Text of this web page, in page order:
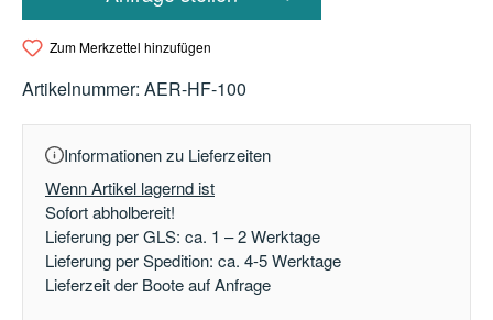
Zum Merkzettel hinzufügen
Artikelnummer: AER-HF-100
Informationen zu Lieferzeiten
Wenn Artikel lagernd ist
Sofort abholbereit!
Lieferung per GLS: ca. 1 – 2 Werktage
Lieferung per Spedition: ca. 4-5 Werktage
Lieferzeit der Boote auf Anfrage